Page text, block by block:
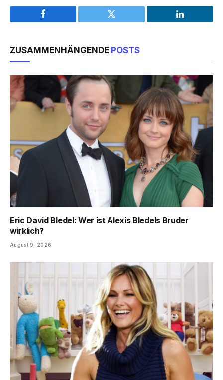
Facebook Twitter LinkedIn
ZUSAMMENHÄNGENDE POSTS
Eric David Bledel: Wer ist Alexis Bledels Bruder
wirklich?
August 9, 2026